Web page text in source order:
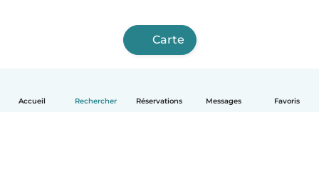
Accueil Rechercher Réservations Messages Favoris
Carte